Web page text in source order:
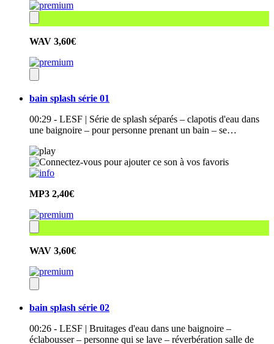
WAV 3,60€
bain splash série 01
00:29 - LESF | Série de splash séparés – clapotis d'eau dans
une baignoire – pour personne prenant un bain – se…
MP3 2,40€
WAV 3,60€
bain splash série 02
00:26 - LESF | Bruitages d'eau dans une baignoire –
éclabousser – personne qui se lave – réverbération salle de